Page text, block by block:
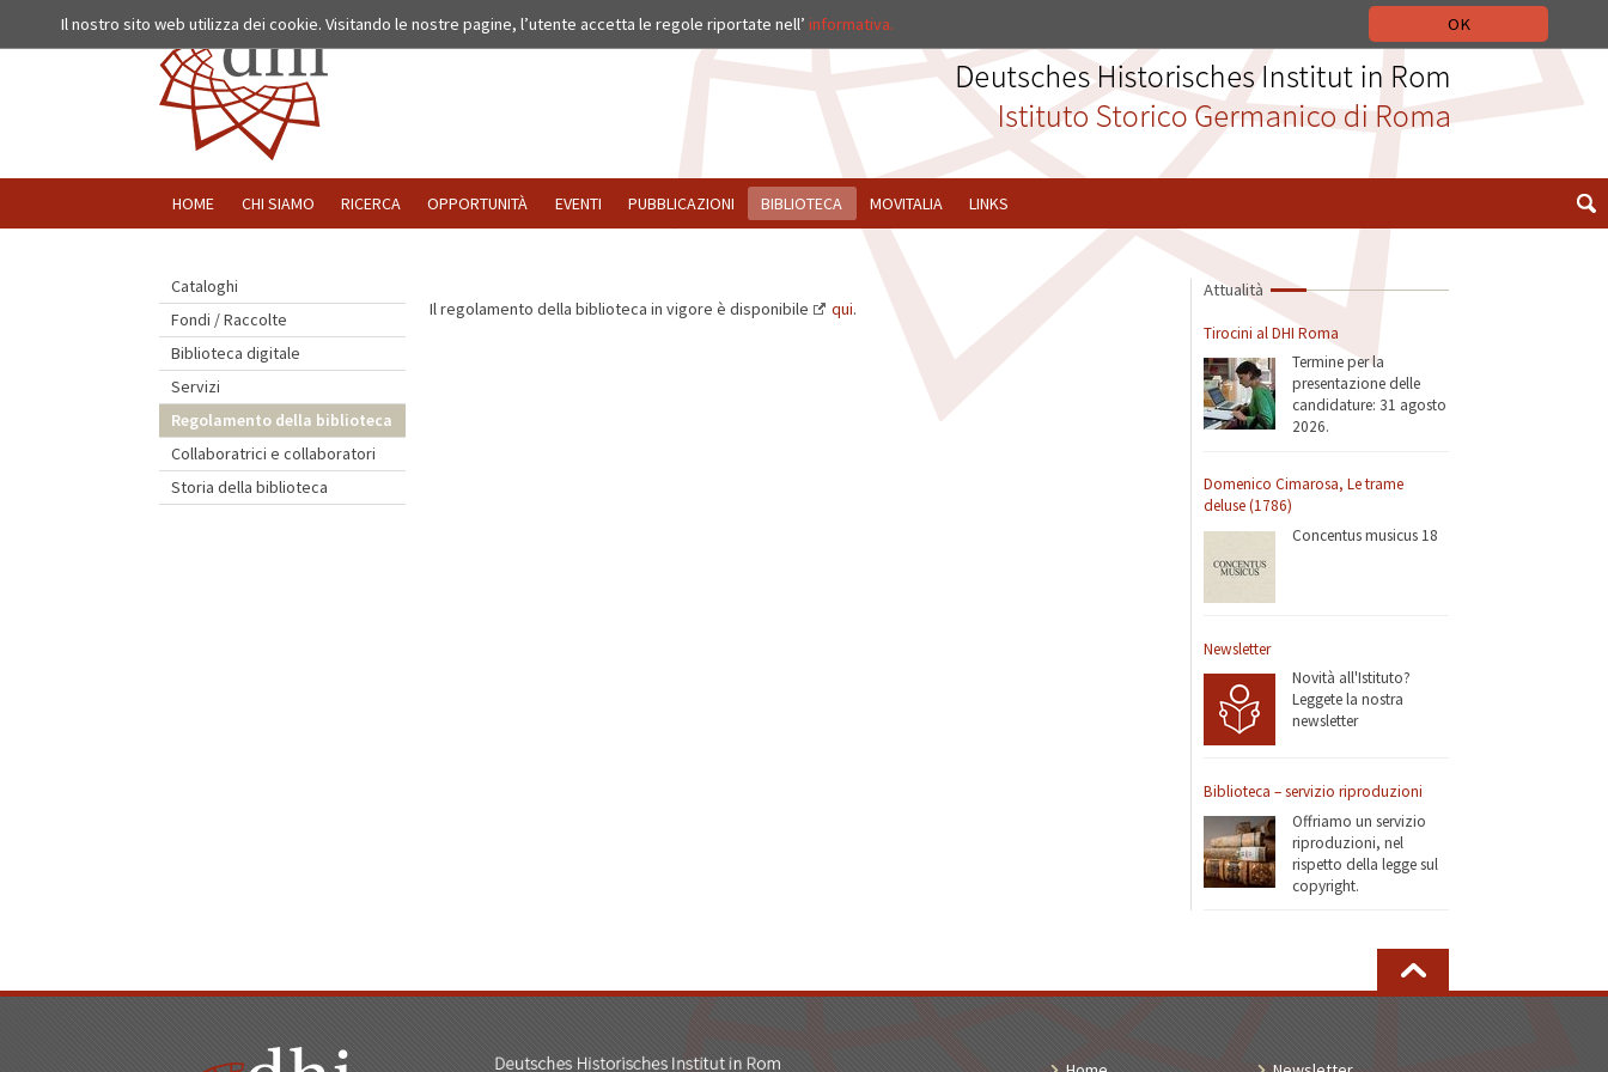
OK
Il nostro sito web utilizza dei cookie. Visitando le nostre pagine, l’utente accetta le regole riportate nell’ informativa.
Cataloghi
Fondi / Raccolte
Biblioteca digitale
Servizi
Regolamento della biblioteca
Collaboratrici e collaboratori
Storia della biblioteca
Attualità
Tirocini al DHI Roma
Termine per la
presentazione delle
candidature: 31 agosto
2026.
Domenico Cimarosa, Le trame
deluse (1786)
Concentus musicus 18
Newsletter
Novità all'Istituto?
Leggete la nostra
newsletter
Biblioteca – servizio riproduzioni
Offriamo un servizio
riproduzioni, nel
rispetto della legge sul
copyright.
Il regolamento della biblioteca in vigore è disponibile qui.
HOME CHI SIAMO RICERCA OPPORTUNITÀ EVENTI PUBBLICAZIONI BIBLIOTECA MOVITALIA LINKS